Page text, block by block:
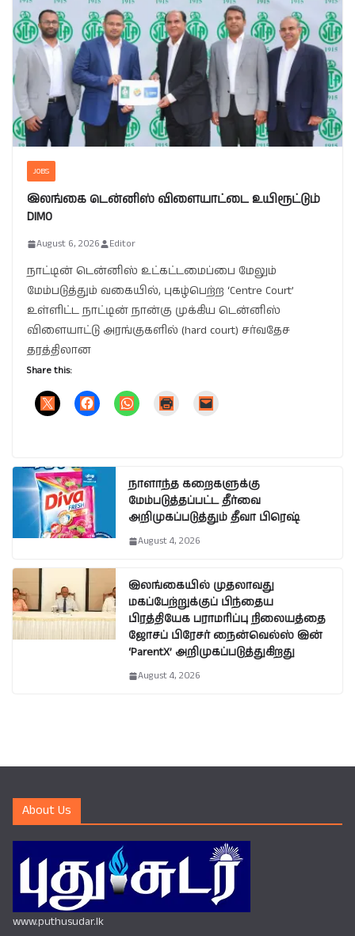
JOBS
இலங்கை டென்னிஸ் விளையாட்டை உயிரூட்டும்
DIMO
August 6, 2026 Editor
நாட்டின் டென்னிஸ் உட்கட்டமைப்பை மேலும்
மேம்படுத்தும் வகையில், புகழ்பெற்ற ‘Centre Court’
உள்ளிட்ட நாட்டின் நான்கு முக்கிய டென்னிஸ்
விளையாட்டு அரங்குகளில் (hard court) சர்வதேச
தரத்திலான
Share this:
நாளாந்த கறைகளுக்கு
மேம்படுத்தப்பட்ட தீர்வை
அறிமுகப்படுத்தும் தீவா பிரெஷ்
August 4, 2026
இலங்கையில் முதலாவது
மகப்பேற்றுக்குப் பிந்தைய
பிரத்தியேக பராமரிப்பு நிலையத்தை
ஜோசப் பிரேசர் நைன்வெல்ஸ் இன்
‘ParentX’ அறிமுகப்படுத்துகிறது
August 4, 2026
About Us
www.puthusudar.lk